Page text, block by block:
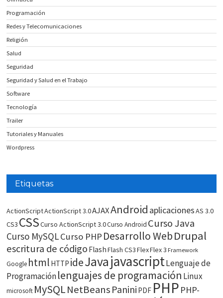
Programación
Redes y Telecomunicaciones
Religión
Salud
Seguridad
Seguridad y Salud en el Trabajo
Software
Tecnología
Trailer
Tutoriales y Manuales
Wordpress
Etiquetas
ActionScriptActionScript 3.0AJAXAndroid aplicacionesAS 3.0
CS3 CSSCurso ActionScript 3.0Curso Android Curso Java
Curso MySQLCurso PHP Desarrollo WebDrupal
escritura de código FlashFlash CS3FlexFlex 3 Framework
Google html HTTP ideJavajavascriptLenguaje de
Programaciónlenguajes de programación Linux
microsoft MySQLNetBeans Panini PDF PHP PHP-